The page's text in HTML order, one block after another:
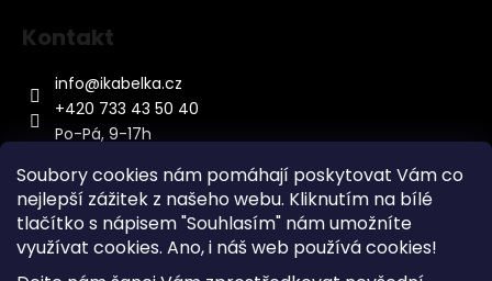
Soubory cookies nám pomáhají poskytovat Vám co
nejlepší zážitek z našeho webu. Kliknutím na bílé
tlačítko s nápisem "Souhlasím" nám umožníte
využívat cookies. Ano, i náš web používá cookies!
Kontakt
info@ikabelka.cz
+420 733 43 50 40
Po-Pá, 9-17h
Kontakt